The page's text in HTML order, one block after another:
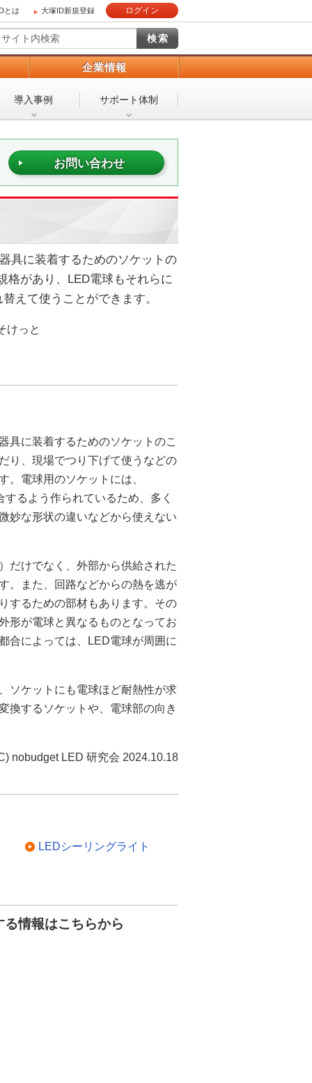
とは 大塚ID新規登録 ログイン
企業情報
導入事例 サポート体制
お問い合わせ
具に装着するためのソケットの
格があり、LED電球もそれらに
えて使うことができます。
けっと
具に装着するためのソケットのこ
り、現場でつり下げて使うなどの
。電球用のソケットには、
るよう作られているため、多く
妙な形状の違いなどから使えない
だけでなく、外部から供給された
。また、回路などからの熱を逃が
するための部材もあります。その
形が電球と異なるものとなってお
合によっては、LED電球が周囲に
ソケットにも電球ほど耐熱性が求
換するソケットや、電球部の向き
nobudget LED 研究会 2024.10.18
LEDシーリングライト
情報はこちらから